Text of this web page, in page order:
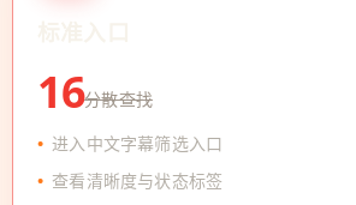
16分散查找
进入中文字幕筛选入口
查看清晰度与状态标签